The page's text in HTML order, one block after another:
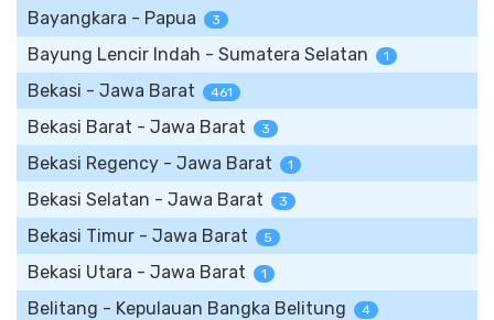
Bayangkara - Papua 3
Bayung Lencir Indah - Sumatera Selatan 1
Bekasi - Jawa Barat 461
Bekasi Barat - Jawa Barat 3
Bekasi Regency - Jawa Barat 1
Bekasi Selatan - Jawa Barat 3
Bekasi Timur - Jawa Barat 5
Bekasi Utara - Jawa Barat 1
Belitang - Kepulauan Bangka Belitung 4